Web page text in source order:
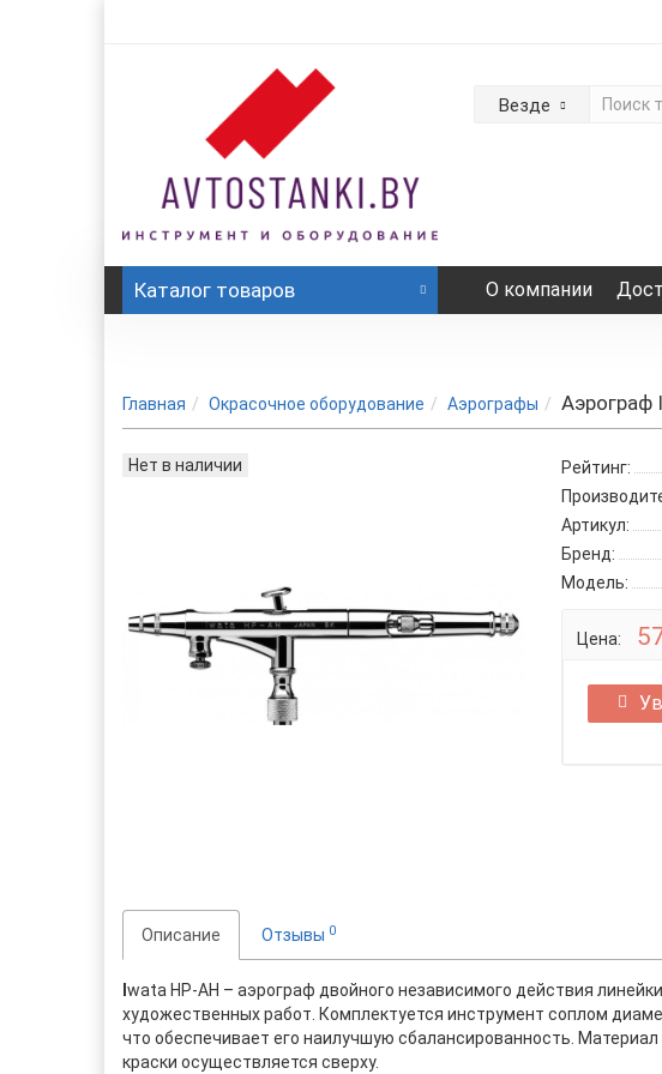
Везде
Каталог товаров О компании
Главная Окрасочное оборудование Аэрографы Аэрограф
Нет в наличии Рейтинг:
Артикул:
Бренд:
Модель:
Цена:
Описание Отзывы 0
wata HP-AH – аэрограф двойного независимого действия
художественных работ. Комплектуется инструмент соплом
что обеспечивает его наилучшую сбалансированность.
краски осуществляется сверху.